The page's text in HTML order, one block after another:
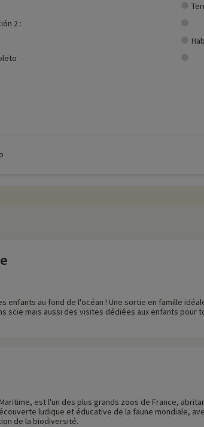
2 :
enfants au fond de l'océan ! Une sortie en famille
scie mais aussi des visites dédiées aux enfants
est l'un des plus grands zoos de France,
ludique et éducative de la faune mondiale,
de la biodiversité.